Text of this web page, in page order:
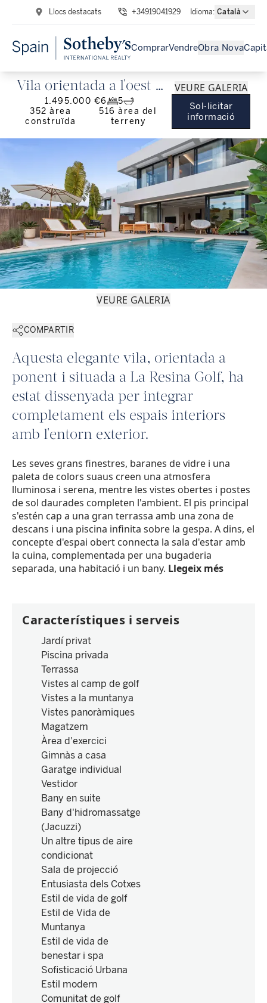
Llocs destacats +34919041929 Idioma: Català
ComprarVendreObra Nova
Vila orientada a l'oest a
La Resina Golf
1.495.000 €6
5
352 àrea
construïda
516 àrea del
terreny
VEURE GALERIA
Sol·licitar
informació
VEURE GALERIA
COMPARTIR
Aquesta elegante vila, orientada a
ponent i situada a La Resina Golf, ha
estat dissenyada per integrar
completament els espais interiors
amb l'entorn exterior.
Les seves grans finestres, baranes de vidre i una
paleta de colors suaus creen una atmosfera
lluminosa i serena, mentre les vistes obertes i postes
de sol daurades completen l'ambient. El pis principal
s'estén cap a una gran terrassa amb una zona de
descans i una piscina infinita sobre la gespa. A dins, el
concepte d'espai obert connecta la sala d'estar amb
la cuina, complementada per una bugaderia
separada, una habitació i un bany. Llegeix més
Característiques i serveis
Jardí privat
Piscina privada
Terrassa
Vistes al camp de golf
Vistes a la muntanya
Vistes panoràmiques
Magatzem
Àrea d'exercici
Gimnàs a casa
Garatge individual
Vestidor
Bany en suite
Bany d'hidromassatge
(Jacuzzi)
Un altre tipus de aire
condicionat
Sala de projecció
Entusiasta dels Cotxes
Estil de vida de golf
Estil de Vida de
Muntanya
Estil de vida de
benestar i spa
Sofisticació Urbana
Estil modern
Comunitat de golf